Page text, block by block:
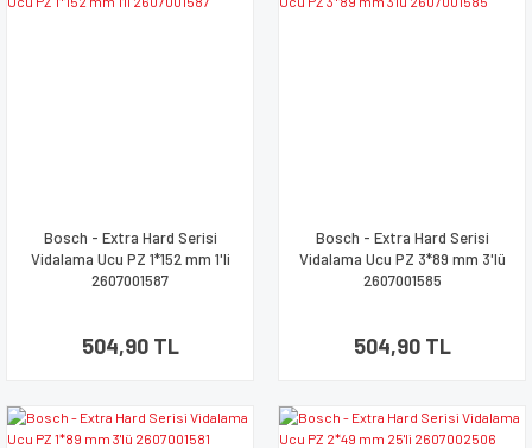
Bosch - Extra Hard Serisi
Vidalama Ucu PZ 1*152 mm 1'li
2607001587
504,90 TL
Bosch - Extra Hard Serisi
Vidalama Ucu PZ 3*89 mm 3'lü
2607001585
504,90 TL